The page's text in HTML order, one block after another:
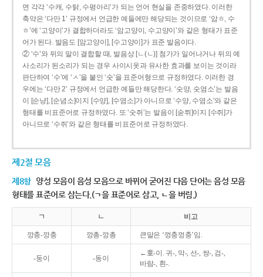
면 각각 ‘수캐, 수탉, 수평아리’가 되는 언어 현실을 존중하였다. 이러한
축약은 ‘다만 1’ 규정에서 언급한 예들에만 해당되는 것이므로 ‘암ㅎ, 수
ㅎ’에 ‘고양이’가 결합하더라도 ‘암고양이, 수고양이’와 같은 형태가 표준
어가 된다. 발음도 [암고양이], [수고양이]가 표준 발음이다.
② ‘수’와 뒤의 말이 결합할 때, 발음상 [ㄴ(ㄴ)] 첨가가 일어나거나 뒤의 예
사소리가 된소리가 되는 경우 사이시옷과 유사한 효과를 보이는 것이라
판단하여 ‘수’에 ‘ㅅ’을 붙인 ‘숫’을 표준어형으로 규정하였다. 이러한 경
우에는 ‘다만 2’ 규정에서 언급한 예들만 해당한다. ‘숫양, 숫염소’는 발음
이 [순냥], [순념소]이지 [수양], [수염소]가 아니므로 ‘수양, 수염소’와 같은
형태를 비표준어로 규정하였다. 또 ‘숫쥐’는 발음이 [숟쮜]이지 [수쥐]가
아니므로 ‘수쥐’와 같은 형태를 비표준어로 규정하였다.
제2절 모음
제8항 양성 모음이 음성 모음으로 바뀌어 굳어진 다음 단어는 음성 모음
형태를 표준어로 삼는다.(ㄱ을 표준어로 삼고, ㄴ을 버림.)
ㄱ ㄴ 비고
깡충-깡충 깡총-깡총 큰말은 ‘껑충껑충’임.
-둥이 -동이
←童-이. 귀-, 막-, 선-, 쌍-, 검-,
바람-, 흰-.